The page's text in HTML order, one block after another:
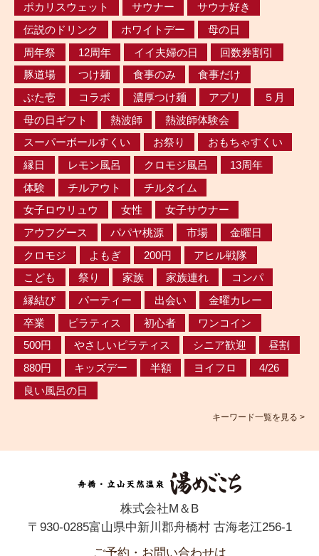
ポカリスウェット
サウナー
サウナ好き
伝説のドリンク
ホワイトデー
母の日
周年祭
12周年 イイ夫婦の日
回数券割引
豚道場
つけ麺 食事のみ
食事だけ
ぶた壱
コラボ 濃厚つけ麺 アプリ
５月
母の日ギフト
熱波師
熱波師体験会
スーパーボールすくい
お祭り
おもちゃすくい
縁日
レモン風呂 クロモジ風呂
13周年
体験
チルアウト
チルタイム
女子ロウリュウ
女性
女子サウナー
アウフグース
パパヤ桃源 市場
金曜日
クロモジ
よもぎ 200円
アヒル戦隊
こども
祭り 家族 家族連れ
コンパ
縁結び
パーティー 出会い
金曜カレー
卒業
ピラティス 初心者
ワンコイン
500円
やさしいピラティス シニア歓迎
昼割
880円
キッズデー 半額 ヨイフロ
4/26
良い風呂の日
キーワード一覧を見る >
株式会社M＆B
〒930-0285富山県中新川郡舟橋村 古海老江256-1
ご予約・お問い合わせは